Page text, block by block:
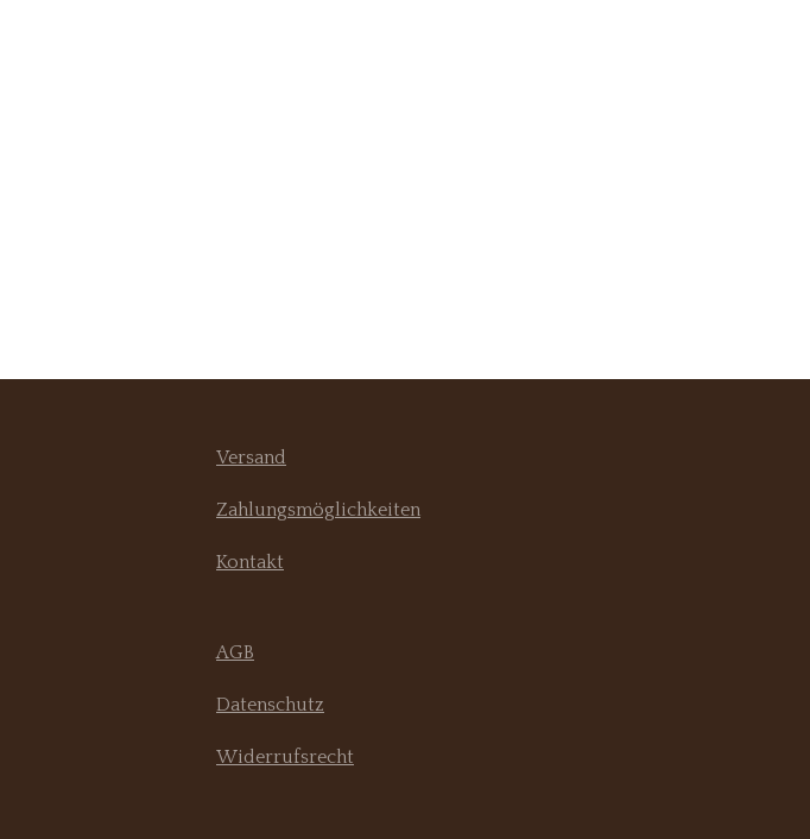
Versand
Zahlungsmöglichkeiten
Kontakt
AGB
Datenschutz
Widerrufsrecht